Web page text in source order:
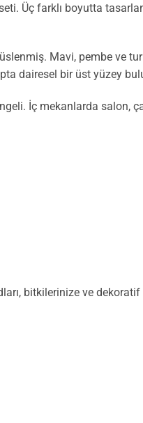
Üç farklı boyutta
Mavi, pembe ve
dairesel bir üst yüzey
İç mekanlarda salon,
bitkilerinize ve